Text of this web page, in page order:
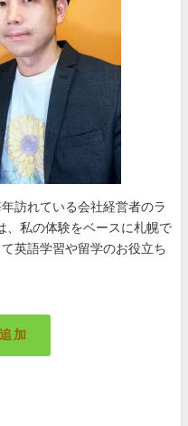
訪れている会社経営者のラ
、私の体験をベースに札幌で
英語学習や留学のお役立ち
加